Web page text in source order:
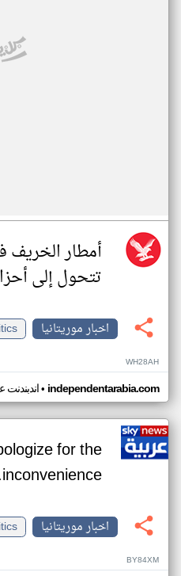
أمطار الخريف
تتحول إلى
اخبار موريتانيا
WH28AH
اندبندنت• independentarabia.com
for the
inconvenience...
اخبار موريتانيا
BY84XM